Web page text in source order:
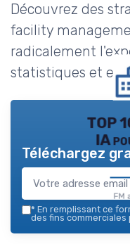
Découvrez des
facility
radicalement
statistiques et
TOP
IA
FM
Téléchargez
* En remplissant ce
des fins commerciales